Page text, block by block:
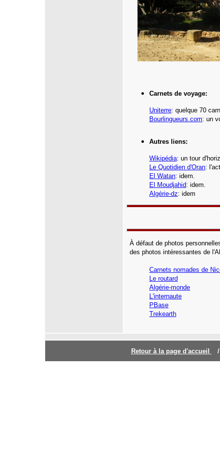
Carnets de voyage:
Uniterre: quelque 70
Bourlingueurs.com: un
Autres liens:
Wikipédia: un tour
Le Quotidien d'Oran:
El Watan: idem.
El Moudjahid: idem.
Algérie-dz: idem
À défaut de photos
des photos intéressantes de
Carnets nomades de
Le routard
Algérie-monde
L'internaute
PBase
Trekearth
Retour à la page d'accuei